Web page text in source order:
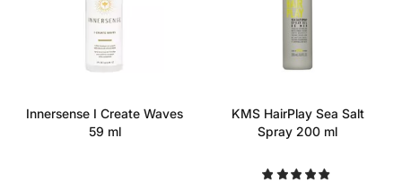
Innersense I Create Waves
59 ml
KMS HairPlay Sea Salt
Spray 200 ml